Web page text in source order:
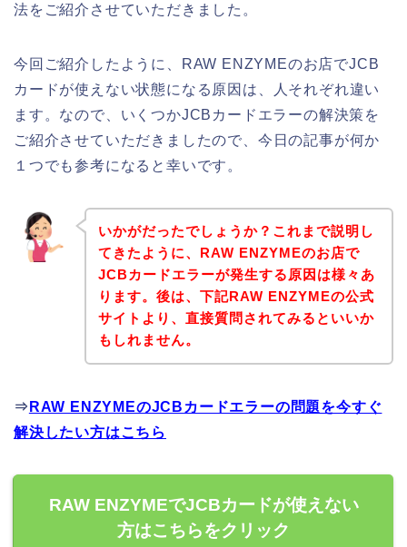
法をご紹介させていただきました。
今回ご紹介したように、RAW ENZYMEのお店でJCB
カードが使えない状態になる原因は、人それぞれ違い
ます。なので、いくつかJCBカードエラーの解決策を
ご紹介させていただきましたので、今日の記事が何か
１つでも参考になると幸いです。
いかがだったでしょうか？これまで説明し
てきたように、RAW ENZYMEのお店で
JCBカードエラーが発生する原因は様々あ
ります。後は、下記RAW ENZYMEの公式
サイトより、直接質問されてみるといいか
もしれません。
⇒ RAW ENZYMEのJCBカードエラーの問題を今すぐ
解決したい方はこちら
RAW ENZYMEでJCBカードが使えない
方はこちらをクリック